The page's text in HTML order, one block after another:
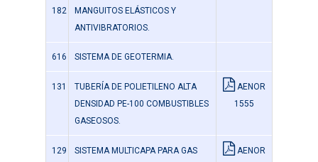
182
MANGUITOS ELÁSTICOS Y
ANTIVIBRATORIOS.
616 SISTEMA DE GEOTERMIA.
131
TUBERÍA DE POLIETILENO ALTA
DENSIDAD PE-100 COMBUSTIBLES
GASEOSOS.
AENOR
1555
129
SISTEMA MULTICAPA PARA GAS
AENOR